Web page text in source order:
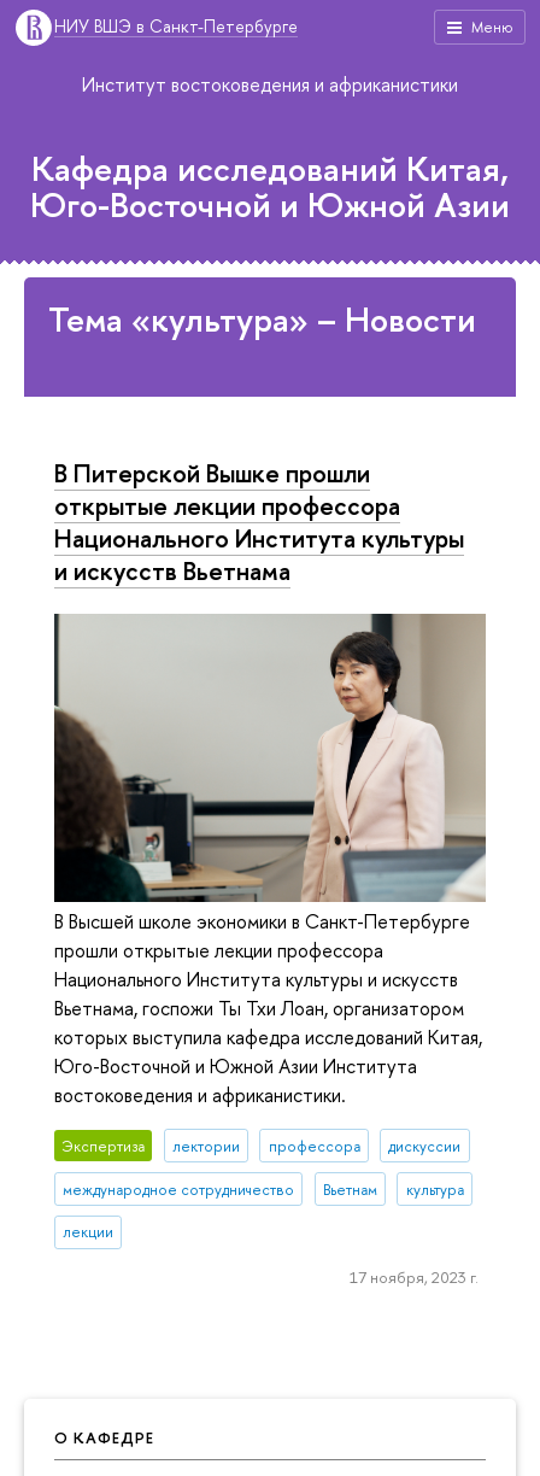
Меню
НИУ ВШЭ в Санкт-Петербурге
О КАФЕДРЕ
Институт востоковедения и африканистики
Кафедра исследований Китая,
Юго-Восточной и Южной Азии
Тема «культура» – Новости
В Питерской Вышке прошли
открытые лекции профессора
Национального Института культуры
и искусств Вьетнама
В Высшей школе экономики в Санкт-Петербурге
прошли открытые лекции профессора
Национального Института культуры и искусств
Вьетнама, госпожи Ты Тхи Лоан, организатором
которых выступила кафедра исследований Китая,
Юго-Восточной и Южной Азии Института
востоковедения и африканистики.
Экспертиза лектории профессора дискуссии
международное сотрудничество Вьетнам культура
лекции
17 ноября, 2023 г.